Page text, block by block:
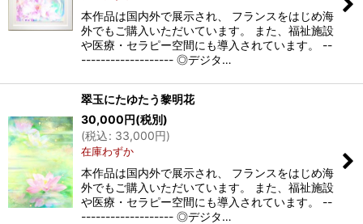
本作品は国内外で展示され、 フランスをはじめ海
外でもご購入いただいています。 また、福祉施設
や医療・セラピー空間にも導入されています。 --
------------------- ◎デジタ…
翠玉にたゆたう黎明花
30,000円(税別)
(税込: 33,000円)
在庫わずか
本作品は国内外で展示され、 フランスをはじめ海
外でもご購入いただいています。 また、福祉施設
や医療・セラピー空間にも導入されています。 --
------------------- ◎デジタ…